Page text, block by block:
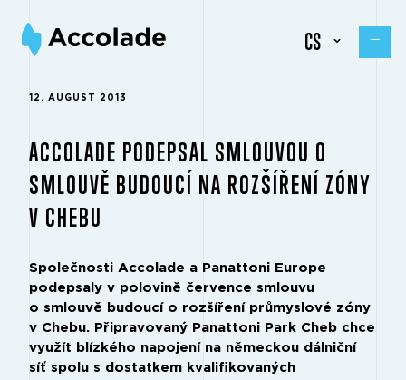
CS
12. AUGUST 2013
ACCOLADE PODEPSAL SMLOUVOU O
SMLOUVĚ BUDOUCÍ NA ROZŠÍŘENÍ ZÓNY
V CHEBU
Společnosti Accolade a Panattoni Europe
podepsaly v polovině července smlouvu
o smlouvě budoucí o rozšíření průmyslové zóny
v Chebu. Připravovaný Panattoni Park Cheb chce
využít blízkého napojení na německou dálniční
síť spolu s dostatkem kvalifikovaných